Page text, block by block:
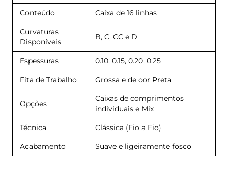
Conteúdo Caixa de 16 linhas
Curvaturas
Disponíveis
B, C, CC e D
Espessuras 0.10, 0.15, 0.20, 0.25
Fita de Trabalho Grossa e de cor Preta
Opções
Caixas de comprimentos
individuais e Mix
Técnica Clássica (Fio a Fio)
Acabamento Suave e ligeiramente fosco